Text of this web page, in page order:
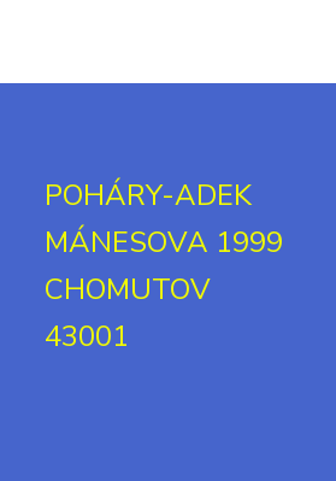
POHÁRY-ADEK
MÁNESOVA 1999
CHOMUTOV
43001